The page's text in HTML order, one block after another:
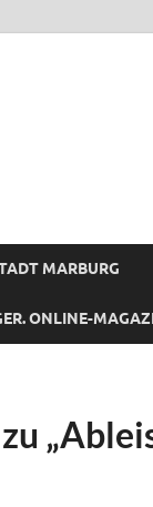
MARBURG
ONLINE-